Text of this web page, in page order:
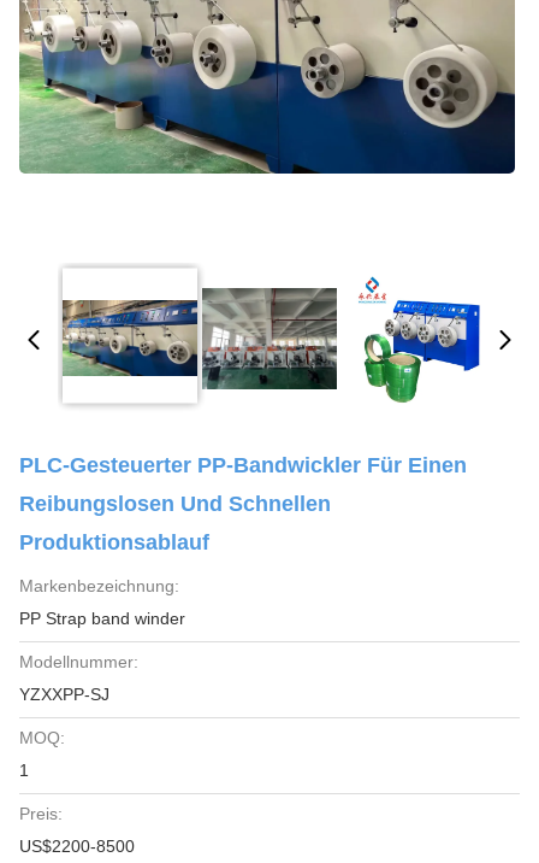
PLC-Gesteuerter PP-Bandwickler Für Einen
Reibungslosen Und Schnellen
Produktionsablauf
Markenbezeichnung:
PP Strap band winder
Modellnummer:
YZXXPP-SJ
MOQ:
1
Preis:
US$2200-8500